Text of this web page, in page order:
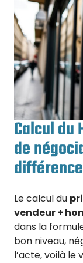
Calcul du
de
différence
Le calcul du
vendeur +
dans la
bon niveau,
l’acte, voilà le